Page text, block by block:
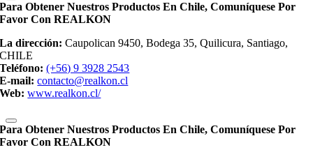
Para Obtener Nuestros Productos En Chile, Comuníquese Por
Favor Con REALKON
La dirección: Caupolican 9450, Bodega 35, Quilicura, Santiago,
CHILE
Teléfono: (+56) 9 3928 2543
E-mail: contacto@realkon.cl
Web: www.realkon.cl/
Para Obtener Nuestros Productos En Chile, Comuníquese Por
Favor Con REALKON